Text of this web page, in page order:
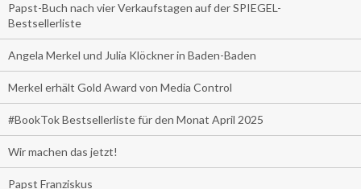
Papst-Buch nach vier Verkaufstagen auf der SPIEGEL-
Bestsellerliste
Angela Merkel und Julia Klöckner in Baden-Baden
Merkel erhält Gold Award von Media Control
#BookTok Bestsellerliste für den Monat April 2025
Wir machen das jetzt!
Papst Franziskus